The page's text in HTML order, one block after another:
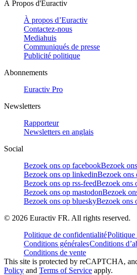
À Propos d'Euractiv
À propos d’Euractiv
Contactez-nous
Mediahuis
Communiqués de presse
Publicité politique
Abonnements
Euractiv Pro
Newsletters
Rapporteur
Newsletters en anglais
Social
Bezoek ons op facebookBezoek
Bezoek ons op linkedinBezoek ons
Bezoek ons op rss-feedBezoek ons
Bezoek ons op mastodonBezoek
Bezoek ons op blueskyBezoek ons
© 2026 Euractiv FR. All rights reserved.
Politique de confidentialitéPolitique
Conditions généralesConditions
Conditions de vente
This site is protected by reCAPTCHA,
Policy and Terms of Service apply.